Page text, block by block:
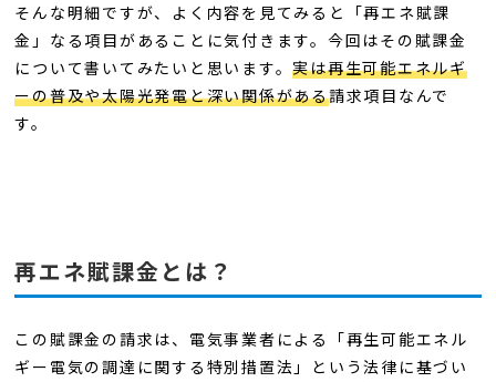
そんな明細ですが、よく内容を見てみると「再エネ賦課
金」なる項目があることに気付きます。今回はその賦課金
について書いてみたいと思います。実は再生可能エネルギ
ーの普及や太陽光発電と深い関係がある請求項目なんで
す。
再エネ賦課金とは？
この賦課金の請求は、電気事業者による「再生可能エネル
ギー電気の調達に関する特別措置法」という法律に基づい